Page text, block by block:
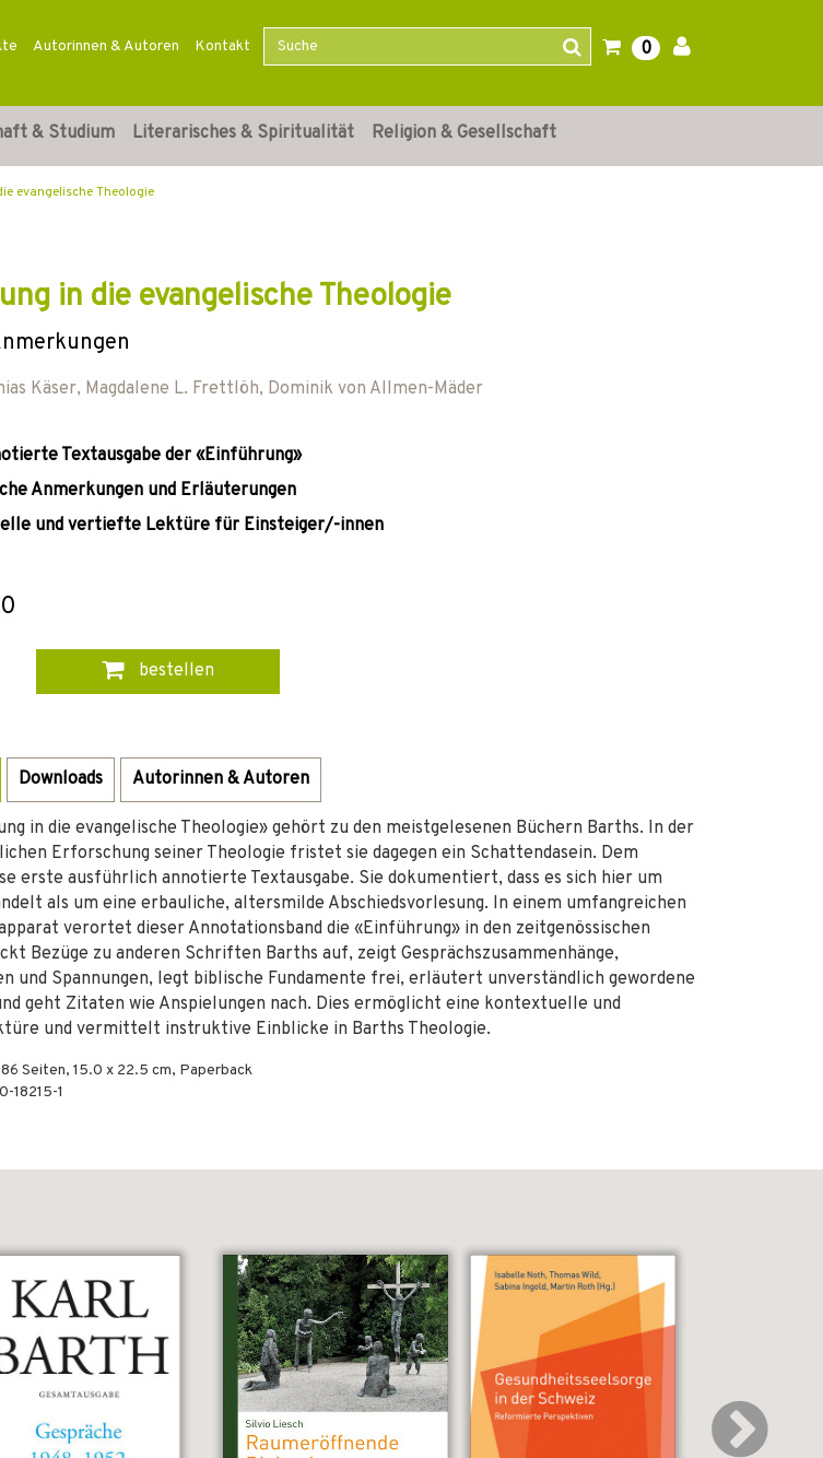
Autorinnen & Autoren Kontakt 0
& Studium Literarisches & Spiritualität Religion & Gesellschaft
evangelische Theologie
in die evangelische Theologie
Käser, Magdalene L. Frettlöh, Dominik von Allmen-Mäder
Textausgabe der «Einführung»
Anmerkungen und Erläuterungen
und vertiefte Lektüre für Einsteiger/-innen
bestellen
Downloads Autorinnen & Autoren
in die evangelische Theologie» gehört zu den meistgelesenen Büchern Barths. In der
Erforschung seiner Theologie fristet sie dagegen ein Schattendasein. Dem
erste ausführlich annotierte Textausgabe. Sie dokumentiert, dass es sich hier um
als um eine erbauliche, altersmilde Abschiedsvorlesung. In einem umfangreichen
verortet dieser Annotationsband die «Einführung» in den zeitgenössischen
Bezüge zu anderen Schriften Barths auf, zeigt Gesprächszusammenhänge,
und Spannungen, legt biblische Fundamente frei, erläutert unverständlich gewordene
geht Zitaten wie Anspielungen nach. Dies ermöglicht eine kontextuelle und
und vermittelt instruktive Einblicke in Barths Theologie.
Seiten, 15.0 x 22.5 cm, Paperback
18215-1